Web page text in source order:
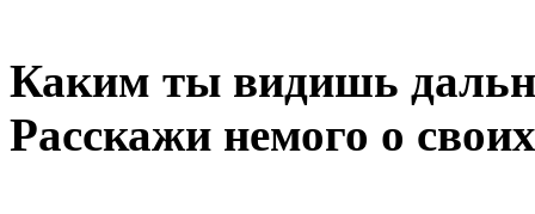
Каким ты видишь
Расскажи немого о